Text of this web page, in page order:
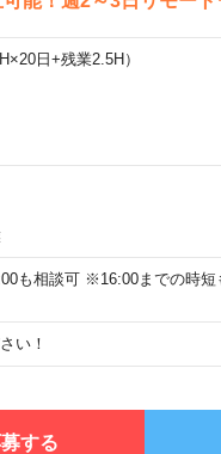
日+残業2.5H）
も相談可 ※16:00までの時短
い！
する